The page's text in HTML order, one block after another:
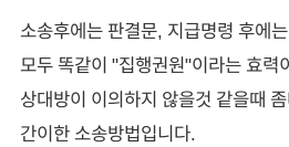
소송후에는 판결문, 지급명령 후에
모두 똑같이 "집행권원"이라는 효력
상대방이 이의하지 않을것 같을때
간이한 소송방법입니다.